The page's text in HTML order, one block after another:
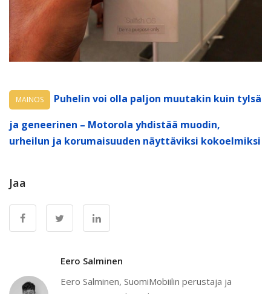
MAINOS
Puhelin voi olla paljon muutakin kuin tylsä
ja geneerinen – Motorola yhdistää muodin,
urheilun ja korumaisuuden näyttäviksi kokoelmiksi
Jaa
Eero Salminen
Eero Salminen, SuomiMobiilin perustaja ja